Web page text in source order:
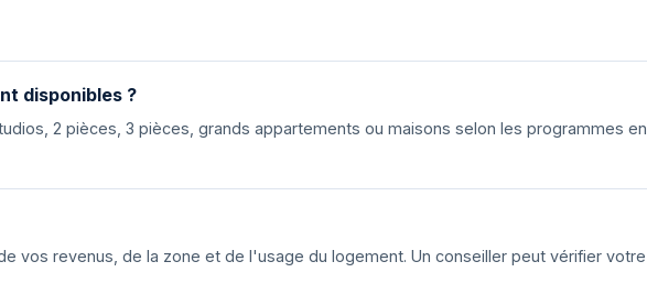
disponibles ?
2 pièces, 3 pièces, grands appartements ou maisons selon les programmes en
vos revenus, de la zone et de l'usage du logement. Un conseiller peut vérifier votre